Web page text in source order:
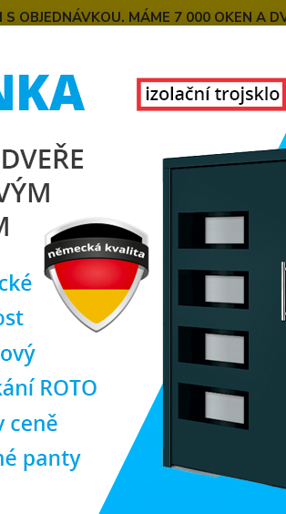
OBJEDNÁVKOU. MÁME 7 000 OKEN A
Balkonové plastové dveře jednokřídlé zlatý
plastové
dub/bílá